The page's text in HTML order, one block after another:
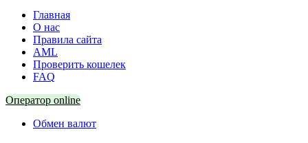
Главная
О нас
Правила сайта
AML
Проверить кошелек
FAQ
Оператор online
Обмен валют